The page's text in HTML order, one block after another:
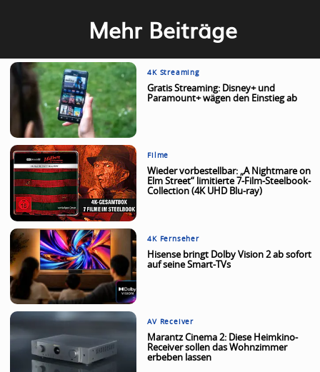
Mehr Beiträge
4K Streaming
Gratis Streaming: Disney+ und
Paramount+ wägen den Einstieg ab
Filme
Wieder vorbestellbar: „A Nightmare on
Elm Street“ limitierte 7-Film-Steelbook-
Collection (4K UHD Blu-ray)
4K Fernseher
Hisense bringt Dolby Vision 2 ab sofort
auf seine Smart-TVs
AV Receiver
Marantz Cinema 2: Diese Heimkino-
Receiver sollen das Wohnzimmer
erbeben lassen